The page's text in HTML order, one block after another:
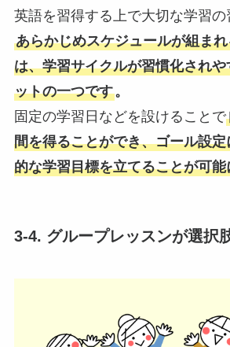
英語を習得する上で大切な学習の
あらかじめスケジュールが組ま
は、学習サイクルが習慣化され
ットの一つです。
固定の学習日などを設けることで
間を得ることができ、ゴール設
的な学習目標を立てることが可
3-4. グループレッスンが選択